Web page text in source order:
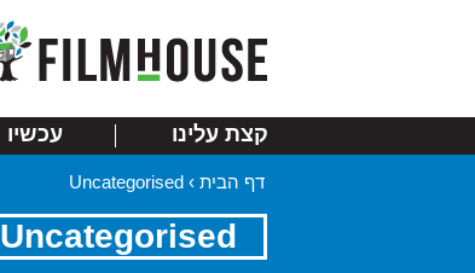
קצת עלינו עכשיו
דף הבית ›
Uncategorised
Uncategorised